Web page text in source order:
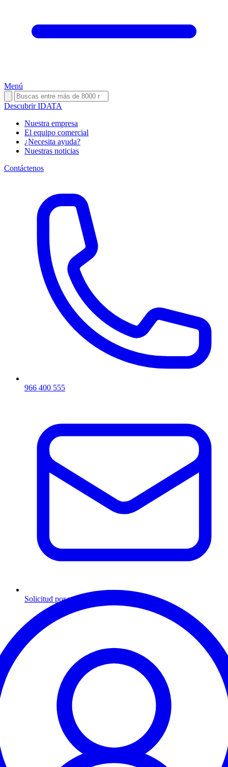
Menú
Descubrir IDATA
Nuestra empresa
El equipo comercial
¿Necesita ayuda?
Nuestras noticias
Contáctenos
966 400 555
Solicitud por mensaje